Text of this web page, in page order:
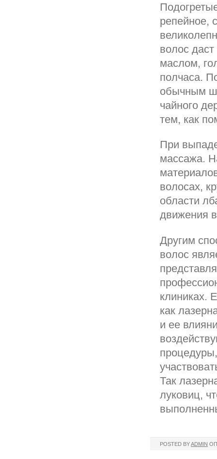
репейное,
волос
маслом,
полчаса.
обычным
чайного
тем, как
При
массажа.
волосах,
области
движения
Другим
волос
клиниках.
как
и ее
Так
луковиц,
POSTED BYADMIN